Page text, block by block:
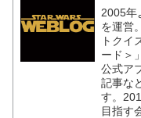
2005年
を運営
トクイ
ード＞
公式ア
記事な
す。
目指す